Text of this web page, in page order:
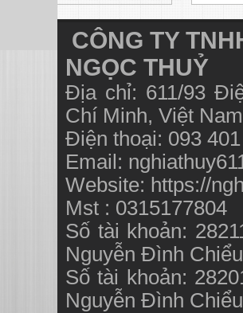
CÔNG TY
NGỌC THUỶ
Địa chỉ: 611/93
Chí Minh, Việt
Điện thoại: 093
Email:
Website: https://
Mst : 0315177804
Số tài khoản:
Nguyễn Đình
Số tài khoản:
Nguyễn Đình